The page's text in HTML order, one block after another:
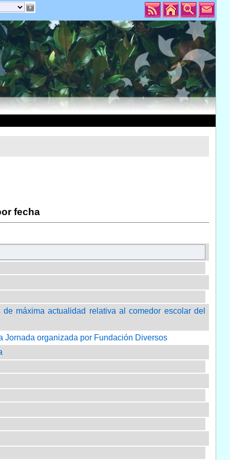
fecha
máxima actualidad relativa al comedor escolar del
Jornada organizada por Fundación Diversos